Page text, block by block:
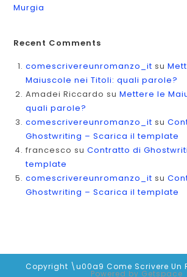
Murgia
Recent Comments
comescrivereunromanzo_it su
Maiuscole nei Titoli: quali parole?
Amadei Riccardo suMettere le
quali parole?
comescrivereunromanzo_it su
Ghostwriting – Scarica il template
francesco suContratto di
template
comescrivereunromanzo_it su
Ghostwriting – Scarica il template
Copyright \u00a9 Come Scrivere Un
Powered by Getspace